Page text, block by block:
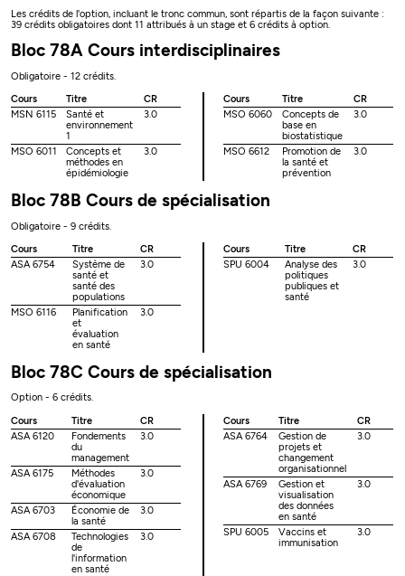
Les crédits de l'option, incluant le tronc commun, sont répartis de la façon suivante :
39 crédits obligatoires dont 11 attribués à un stage et 6 crédits à option.
Bloc 78A Cours interdisciplinaires
Obligatoire - 12 crédits.
Cours
Titre
CR
MSN 6115
Santé et
environnement
1
3.0
MSO 6011
Concepts et
méthodes en
épidémiologie
3.0
Cours Titre
CR
MSO 6060
Concepts de
base en
biostatistique
3.0
MSO 6612
Promotion de
la santé et
prévention
3.0
Bloc 78B Cours de spécialisation
Obligatoire - 9 crédits.
Cours
Titre
CR
ASA 6754
Système de
santé et
santé des
populations
3.0
MSO 6116
Planification
et
évaluation
en santé
3.0
Cours Titre
CR
SPU 6004
Analyse des
politiques
publiques et
santé
3.0
Bloc 78C Cours de spécialisation
Option - 6 crédits.
Cours
Titre
CR
ASA 6120
Fondements
du
management
3.0
ASA 6175
Méthodes
d'évaluation
économique
3.0
ASA 6703
Économie de
la santé
3.0
ASA 6708
Technologies
de
l'information
en santé
3.0
Cours Titre
CR
ASA 6764
Gestion de
projets et
changement
organisationnel
3.0
ASA 6769
Gestion et
visualisation
des données
en santé
3.0
SPU 6005
Vaccins et
immunisation
3.0